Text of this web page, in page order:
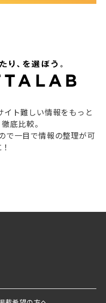
ト難しい情報をもっと
底比較。
で一目で情報の整理が可